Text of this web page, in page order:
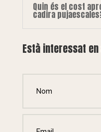
Quin és el cost
cadira
Està interessat